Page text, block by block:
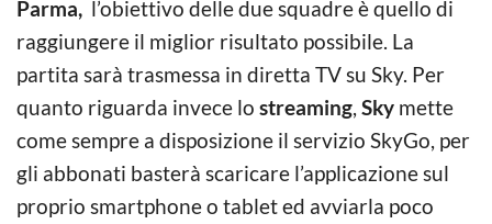
Parma, l’obiettivo delle due squadre è quello di
raggiungere il miglior risultato possibile. La
partita sarà trasmessa in diretta TV su Sky. Per
quanto riguarda invece lo streaming, Sky mette
come sempre a disposizione il servizio SkyGo, per
gli abbonati basterà scaricare l’applicazione sul
proprio smartphone o tablet ed avviarla poco